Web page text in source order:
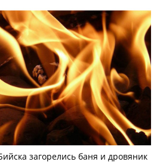
загорелись баня и дровяник